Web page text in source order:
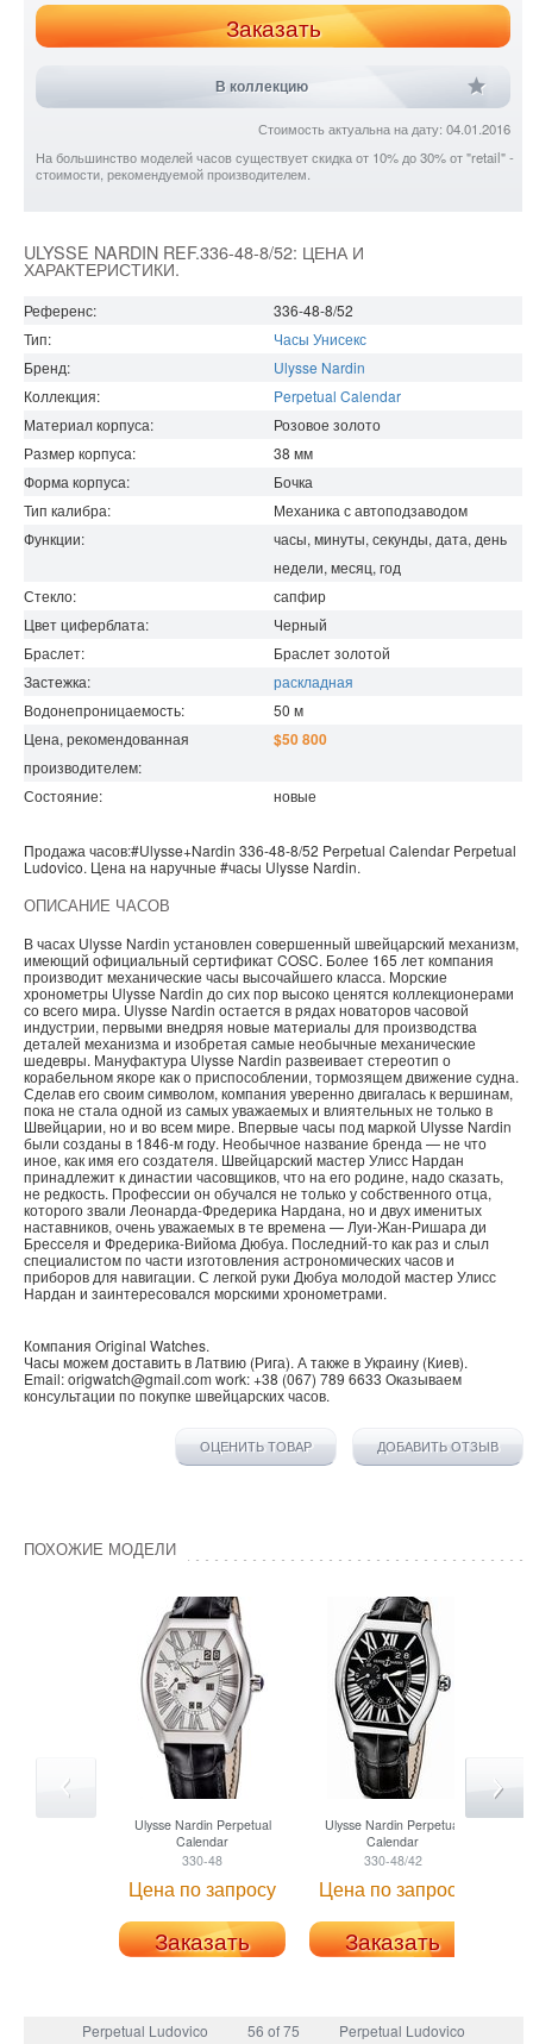
Заказать
В коллекцию
Стоимость актуальна на дату: 04.01.2016
На большинство моделей часов существует скидка от 10% до 30% от "retail" -
стоимости, рекомендуемой производителем.
ULYSSE NARDIN REF.336-48-8/52: ЦЕНА И
ХАРАКТЕРИСТИКИ.
Референс:
336-48-8/52
Тип:
Часы Унисекс
Бренд:
Ulysse Nardin
Коллекция:
Perpetual Calendar
Материал корпуса:
Розовое золото
Размер корпуса:
38 мм
Форма корпуса:
Бочка
Тип калибра:
Механика с автоподзаводом
Функции:
часы, минуты, секунды, дата, день
недели, месяц, год
Стекло:
сапфир
Цвет циферблата:
Черный
Браслет:
Браслет золотой
Застежка:
раскладная
Водонепроницаемость: 50 м
Цена, рекомендованная
производителем:
$50 800
Состояние: новые
Продажа часов:#Ulysse+Nardin 336-48-8/52 Perpetual Calendar Perpetual
Ludovico. Цена на наручные #часы Ulysse Nardin.
ОПИСАНИЕ ЧАСОВ
В часах Ulysse Nardin установлен совершенный швейцарский механизм,
имеющий официальный сертификат COSC. Более 165 лет компания
производит механические часы высочайшего класса. Морские
хронометры Ulysse Nardin до сих пор высоко ценятся коллекционерами
со всего мира. Ulysse Nardin остается в рядах новаторов часовой
индустрии, первыми внедряя новые материалы для производства
деталей механизма и изобретая самые необычные механические
шедевры. Мануфактура Ulysse Nardin развеивает стереотип о
корабельном якоре как о приспособлении, тормозящем движение судна.
Сделав его своим символом, компания уверенно двигалась к вершинам,
пока не стала одной из самых уважаемых и влиятельных не только в
Швейцарии, но и во всем мире. Впервые часы под маркой Ulysse Nardin
были созданы в 1846-м году. Необычное название бренда — не что
иное, как имя его создателя. Швейцарский мастер Улисс Нардан
принадлежит к династии часовщиков, что на его родине, надо сказать,
не редкость. Профессии он обучался не только у собственного отца,
которого звали Леонарда-Фредерика Нардана, но и двух именитых
наставников, очень уважаемых в те времена — Луи-Жан-Ришара ди
Бресселя и Фредерика-Вийома Дюбуа. Последний-то как раз и слыл
специалистом по части изготовления астрономических часов и
приборов для навигации. С легкой руки Дюбуа молодой мастер Улисс
Нардан и заинтересовался морскими хронометрами.
Компания Original Watches.
Часы можем доставить в Латвию (Рига). А также вУкраину (Киев).
Email:origwatch@gmail.com work:+38 (067) 789 6633 Оказываем
консультации по покупке швейцарских часов.
ОЦЕНИТЬ ТОВАР ДОБАВИТЬ ОТЗЫВ
ПОХОЖИЕ МОДЕЛИ
Ulysse NardinPerpetual
Calendar
330-48
Цена по запросу
Заказать
Ulysse NardinPerpetual
Calendar
330-48/42
Цена по запросу
Заказать
Perpetual Ludovico 56 of 75 Perpetual Ludovico